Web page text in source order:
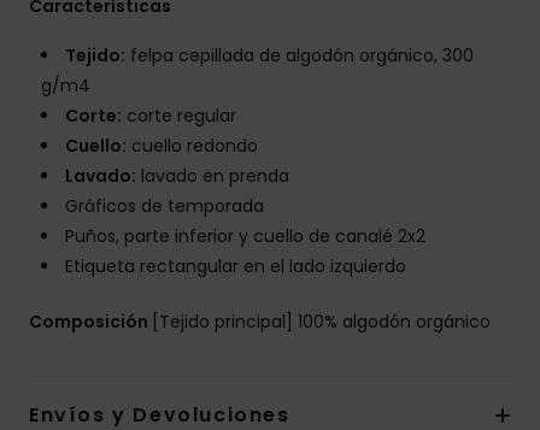
Características
Tejido: felpa cepillada de algodón orgánico, 300
g/m4
Corte: corte regular
Cuello: cuello redondo
Lavado: lavado en prenda
Gráficos de temporada
Puños, parte inferior y cuello de canalé 2x2
Etiqueta rectangular en el lado izquierdo
Composición [Tejido principal] 100% algodón orgánico
Envíos y Devoluciones